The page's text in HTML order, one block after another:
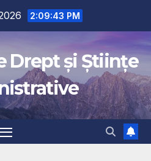
2:09:43 PM
Drept și Științe